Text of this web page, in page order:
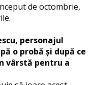
de octombrie,
personajul
o probă și după ce
vârstă pentru a